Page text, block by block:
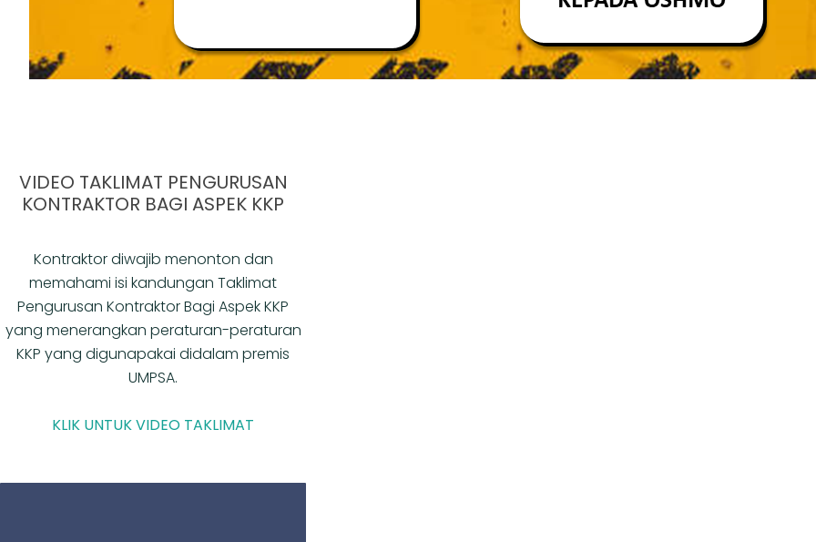
VIDEO TAKLIMAT PENGURUSAN
KONTRAKTOR BAGI ASPEK KKP
Kontraktor diwajib menonton dan
memahami isi kandungan Taklimat
Pengurusan Kontraktor Bagi Aspek KKP
yang menerangkan peraturan-peraturan
KKP yang digunapakai didalam premis
UMPSA.
KLIK UNTUK VIDEO TAKLIMAT